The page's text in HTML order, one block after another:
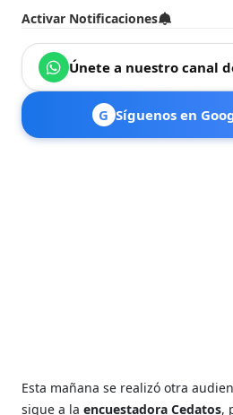
Activar Notificaciones
Únete a nuestro canal
G Síguenos en
Esta mañana se realizó otra
sigue a laencuestadora Cedatos,